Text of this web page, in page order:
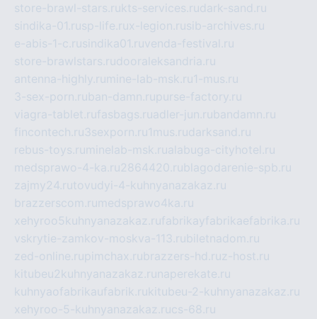
store-brawl-stars.rukts-services.rudark-sand.ru
sindika-01.rusp-life.rux-legion.rusib-archives.ru
e-abis-1-c.rusindika01.ruvenda-festival.ru
store-brawlstars.rudooraleksandria.ru
antenna-highly.ru mine-lab-msk.ru1-mus.ru
3-sex-porn.ruban-damn.rupurse-factory.ru
viagra-tablet.rufasbags.ruadler-jun.rubandamn.ru
fincontech.ru3sexporn.ru1mus.rudarksand.ru
rebus-toys.ru minelab-msk.rualabuga-cityhotel.ru
medsprawo-4-ka.ru2864420.rublagodarenie-spb.ru
zajmy24.rutovudyi-4-kuhnyanazakaz.ru
brazzerscom.ru medsprawo4ka.ru
xehyroo5kuhnyanazakaz.rufabrikayfabrikaefabrika.ru
vskrytie-zamkov-moskva-113.rubiletnadom.ru
zed-online.rupimchax.rubrazzers-hd.ruz-host.ru
kitubeu2kuhnyanazakaz.ru naperekate.ru
kuhnyaofabrikaufabrik.rukitubeu-2-kuhnyanazakaz.ru
xehyroo-5-kuhnyanazakaz.rucs-68.ru